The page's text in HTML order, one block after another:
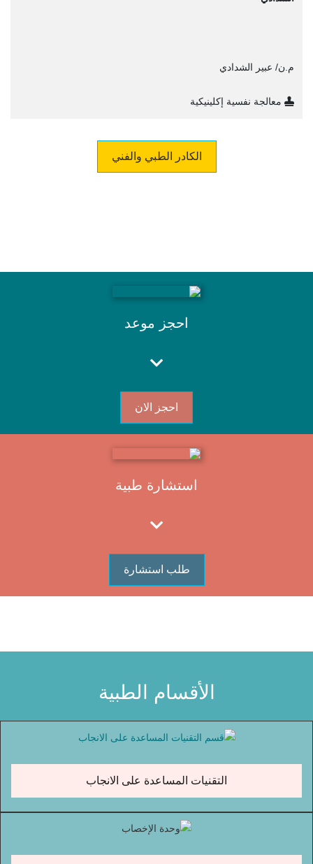
م.ن/ عبير الشدادي
معالجة نفسية إكلينيكية
الكادر الطبي والفني
احجز موعد
احجز الان
استشارة طبية
طلب استشارة
الأقسام الطبية
التقنيات المساعدة على الانجاب